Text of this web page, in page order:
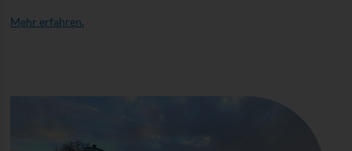
Mehr erfahren.